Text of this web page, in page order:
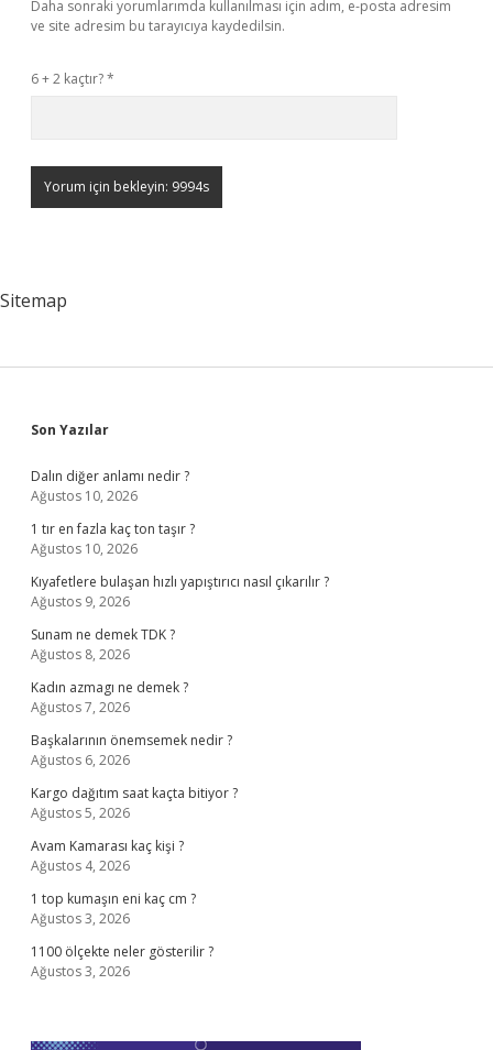
Daha sonraki yorumlarımda kullanılması için adım, e-posta adresim
ve site adresim bu tarayıcıya kaydedilsin.
6 + 2 kaçtır?*
Sitemap
Sidebar
Son Yazılar
Dalın diğer anlamı nedir ?
Ağustos 10, 2026
1 tır en fazla kaç ton taşır ?
Ağustos 10, 2026
Kıyafetlere bulaşan hızlı yapıştırıcı nasıl çıkarılır ?
Ağustos 9, 2026
Sunam ne demek TDK ?
Ağustos 8, 2026
Kadın azmagı ne demek ?
Ağustos 7, 2026
Başkalarının önemsemek nedir ?
Ağustos 6, 2026
Kargo dağıtım saat kaçta bitiyor ?
Ağustos 5, 2026
Avam Kamarası kaç kişi ?
Ağustos 4, 2026
1 top kumaşın eni kaç cm ?
Ağustos 3, 2026
1100 ölçekte neler gösterilir ?
Ağustos 3, 2026